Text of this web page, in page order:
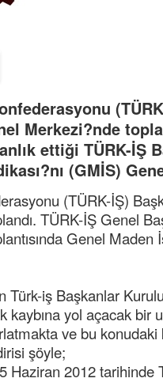
Merkezi?nde
ettiği TÜRK-İŞ
(GMİS)
(TÜRK-İŞ)
TÜRK-İŞ Genel
Genel
Türk-iş Başkanlar
kaybına yol açacak bir
ve bu konudaki
şöyle;
Haziran 2012